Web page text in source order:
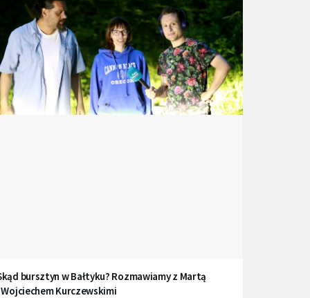
bursztyn w Bałtyku? Rozmawiamy z Martą
Kurczewskimi